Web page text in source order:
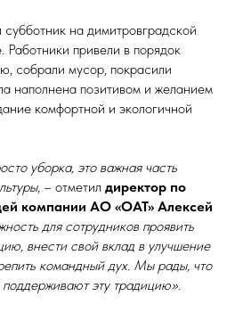
на димитровградской
привели в порядок
собрали мусор, покрасили
наполнена позитивом и желанием
комфортной и экологичной
уборка, это важная часть
, – отметил директор по
компании АО «ОАТ» Алексей
для сотрудников проявить
внести свой вклад в улучшение
командный дух. Мы рады, что
эту традицию».